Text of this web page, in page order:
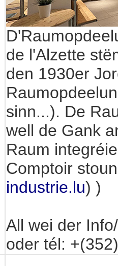
de l'Alzette
den 1930er
sinn...). De
well de Gank
Raum
Comptoir
industrie.lu) )
All wei der
oder tél: